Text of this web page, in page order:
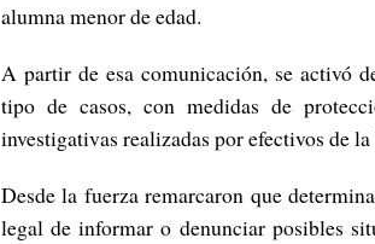
alumna menor de edad.
A partir de esa comunicación, se activó
tipo de casos, con medidas de
investigativas realizadas por efectivos de
Desde la fuerza remarcaron que
legal de informar o denunciar posibles